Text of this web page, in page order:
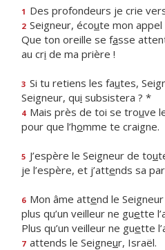
1 Des profondeurs je crie
2 Seigneur, écoute mon appel
Que ton oreille se fasse
au cri de ma prière !
3 Si tu retiens les fautes,
Seigneur, qui subsistera ? *
4 Mais près de toi se trouve
pour que l’homme te craigne.
5 J’espère le Seigneur de tou
je l’espère, et j’attends sa
6 Mon âme attend le Seigneur
plus qu’un veilleur ne guette
Plus qu’un veilleur ne guette
7 attends le Seigneur, Israël.